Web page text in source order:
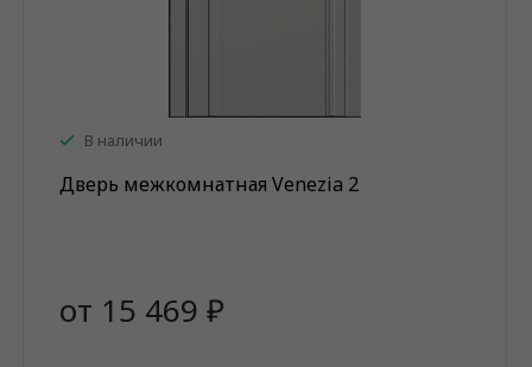
В наличии
Дверь межкомнатная Venezia 2
от 15 469 ₽